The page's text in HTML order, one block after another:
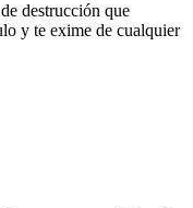
destrucción que
y te exime de cualquier